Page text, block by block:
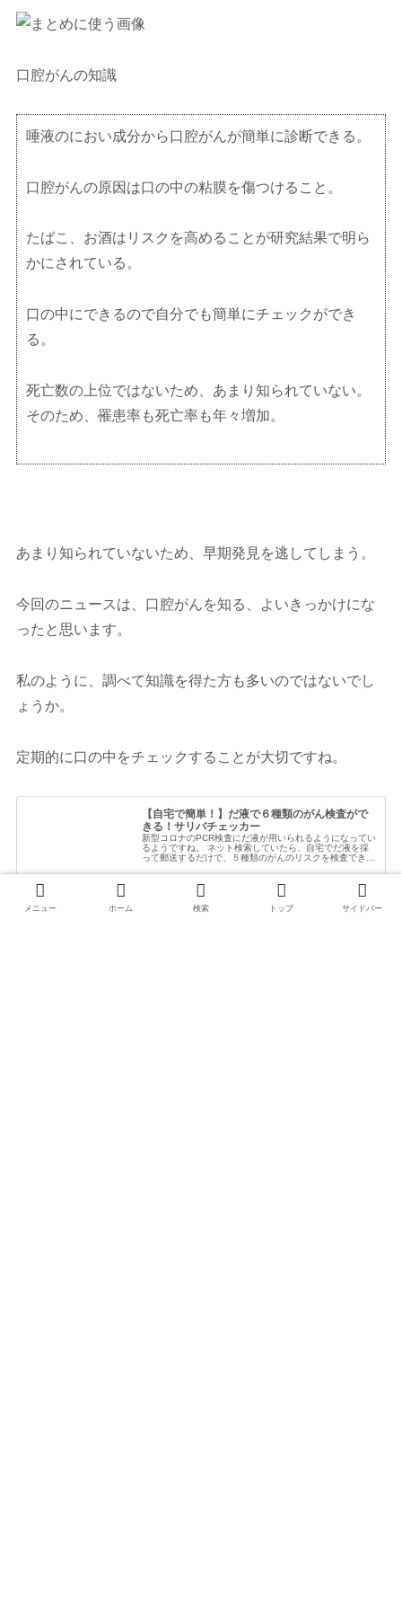
口腔がんの知識
唾液のにおい成分から口腔がんが簡単に診断できる。
口腔がんの原因は口の中の粘膜を傷つけること。
たばこ、お酒はリスクを高めることが研究結果で明ら
かにされている。
口の中にできるので自分でも簡単にチェックができ
る。
死亡数の上位ではないため、あまり知られていない。
そのため、罹患率も死亡率も年々増加。
あまり知られていないため、早期発見を逃してしまう。
今回のニュースは、口腔がんを知る、よいきっかけにな
ったと思います。
私のように、調べて知識を得た方も多いのではないでし
ょうか。
定期的に口の中をチェックすることが大切ですね。
【自宅で簡単！】だ液で６種類のがん検査がで
きる！サリバチェッカー
新型コロナのPCR検査にだ液が用いられるようになってい
るようですね。 ネット検索していたら、自宅でだ液を採
って郵送するだけで、５種類のがんのリスクを検査できる
記：2023.6.15時点では、
aimai.kirarara39.com
メニュー ホーム 検索 トップ サイドバー